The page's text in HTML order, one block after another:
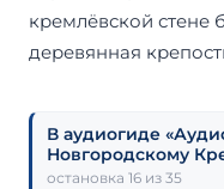
кремлёвской стене
деревянная
В аудиогиде
Новгородскому
остановка 16 из 35